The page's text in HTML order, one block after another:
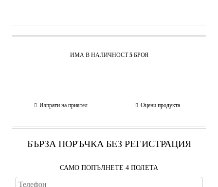
ИМА В НАЛИЧНОСТ5БРОЯ
Изпрати на приятел Оцени продукта
БЪРЗА ПОРЪЧКА БЕЗ РЕГИСТРАЦИЯ
САМО ПОПЪЛНЕТЕ 4 ПОЛЕТА